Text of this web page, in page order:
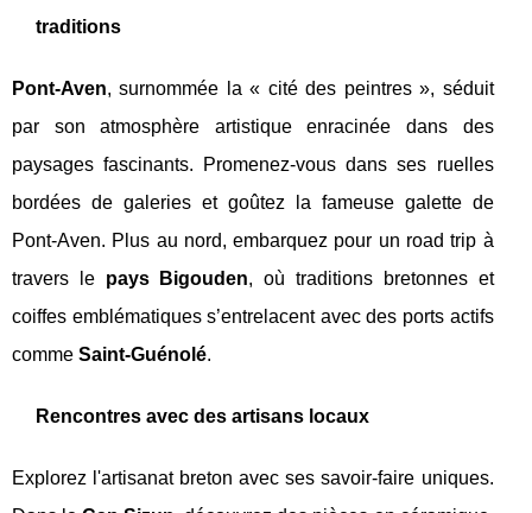
traditions
Pont-Aven, surnommée la « cité des peintres », séduit
par son atmosphère artistique enracinée dans des
paysages fascinants. Promenez-vous dans ses ruelles
bordées de galeries et goûtez la fameuse galette de
Pont-Aven. Plus au nord, embarquez pour un road trip à
travers le pays Bigouden, où traditions bretonnes et
coiffes emblématiques s’entrelacent avec des ports actifs
comme Saint-Guénolé.
Rencontres avec des artisans locaux
Explorez l'artisanat breton avec ses savoir-faire uniques.